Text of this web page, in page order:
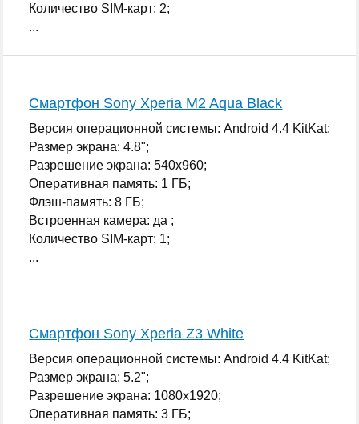
Количество SIM-карт: 2;
...
Смартфон Sony Xperia M2 Aqua Black
Версия операционной системы: Android 4.4 KitKat;
Размер экрана: 4.8";
Разрешение экрана: 540x960;
Оперативная память: 1 ГБ;
Флэш-память: 8 ГБ;
Встроенная камера: да ;
Количество SIM-карт: 1;
...
Смартфон Sony Xperia Z3 White
Версия операционной системы: Android 4.4 KitKat;
Размер экрана: 5.2";
Разрешение экрана: 1080x1920;
Оперативная память: 3 ГБ;